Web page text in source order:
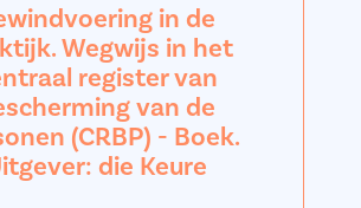
in de
Wegwijs in het
register van
van de
(CRBP) - Boek.
die Keure